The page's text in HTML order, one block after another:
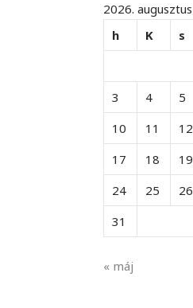
2026. augusztus
h
K s
3
4 5
10
11 12
17
18 19
24
25 26
31
« máj